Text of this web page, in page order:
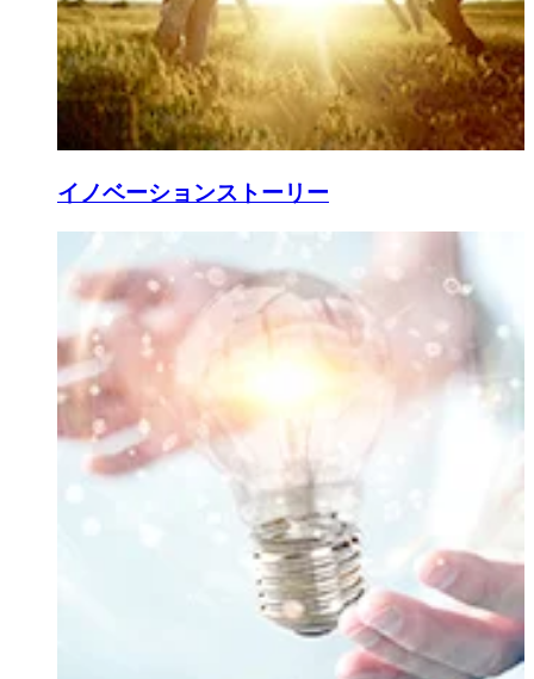
イノベーションストーリー